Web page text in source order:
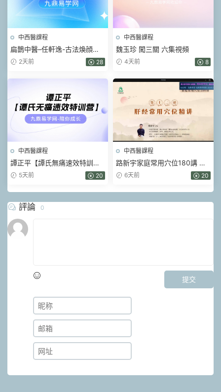
中西醫課程
扁鵲中醫–任軒逸-古法煥顔術
(線上課) 視頻33集
2天前 28
中西醫課程
魏玉珍 闖三關 六集視頻
4天前 8
中西醫課程
譚正平【譚氏無痛速效特訓
營】線下班（現場視頻）52集
5天前 20
中西醫課程
路新宇家庭常用穴位180講 視
頻84集+網頁版文檔
6天前 20
評論 0
提交